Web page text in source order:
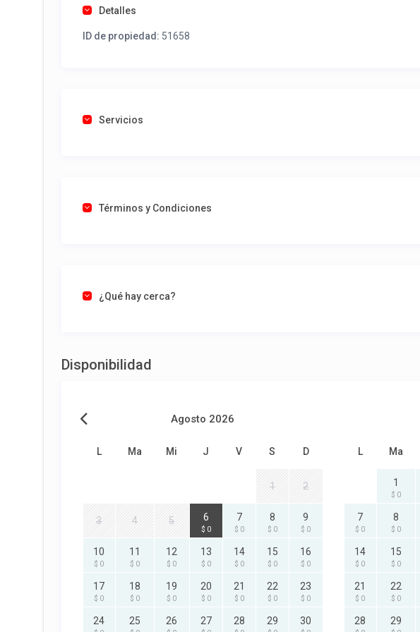
Detalles
ID de propiedad: 51658
Servicios
Términos y Condiciones
¿Qué hay cerca?
Disponibilidad
Agosto 2026
L Ma Mi J V S D
1 2
3 4 5 6
$ 0
7
$ 0
8
$ 0
9
$ 0
10
$ 0
11
$ 0
12
$ 0
13
$ 0
14
$ 0
15
$ 0
16
$ 0
17
$ 0
18
$ 0
19
$ 0
20
$ 0
21
$ 0
22
$ 0
23
$ 0
24 25 26 27 28 29 30
L Ma
1
$ 0
7
$ 0
8
$ 0
14
$ 0
15
$ 0
21
$ 0
22
$ 0
28 29